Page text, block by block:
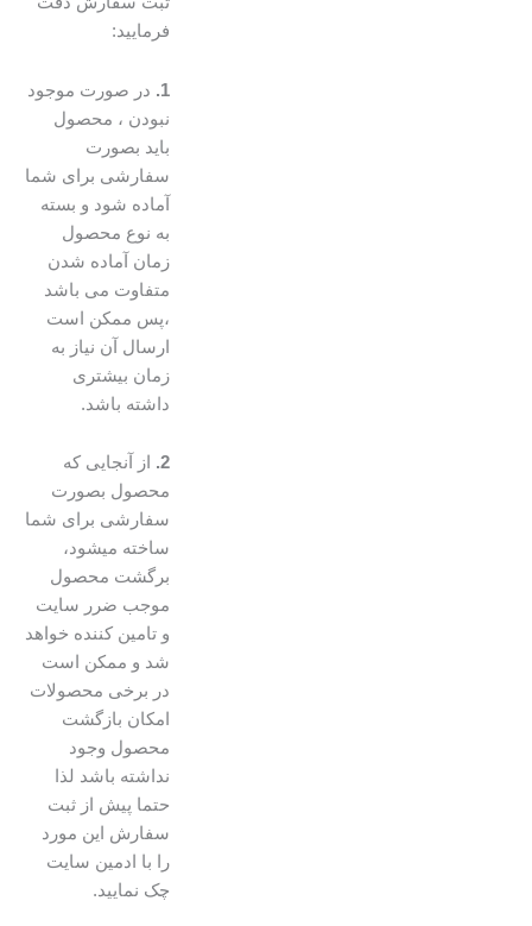
فرمایید:
در صورت موجود
نبودن ، محصول
باید بصورت
سفارشی برای شما
آماده شود و بسته
به نوع محصول
زمان آماده شدن
متفاوت می باشد
،پس ممکن است
ارسال آن نیاز به
زمان بیشتری
داشته باشد.
از آنجایی که
محصول بصورت
سفارشی برای شما
ساخته میشود،
برگشت محصول
موجب ضرر سایت
و تامین کننده خواهد
شد و ممکن است
در برخی محصولات
امکان بازگشت
محصول وجود
نداشته باشد لذا
حتما پیش از ثبت
سفارش این مورد
را با ادمین سایت
چک نمایید.